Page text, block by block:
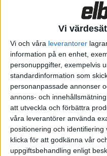
Vi
Vi och våra leverantorer
information på en enhet,
personuppgifter, exempelvis
standardinformation som
personanpassade annonser
annons- och
att utveckla och förbättra
våra leverantörer använda
positionering och
klicka för att godkänna vår
uppgiftsbehandling enligt
Prov:
vovve,
MG5 är den
på marknaden
massorna. Men
inte det mest
med den här
inte är någon
mycket elbil man
offensivt låga
leasingpriset är